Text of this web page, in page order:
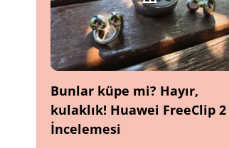
Bunlar küpe mi? Hayır,
kulaklık! Huawei FreeClip 2
İncelemesi